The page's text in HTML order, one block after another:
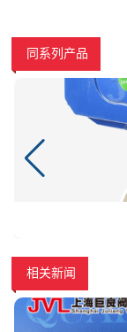
同系列产品
相关新闻